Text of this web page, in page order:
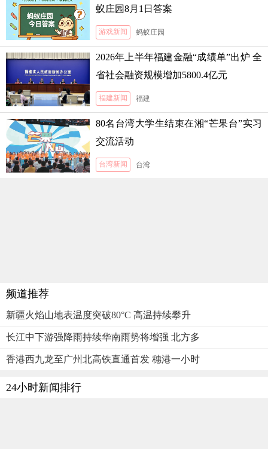
蚁庄园8月1日答案
游戏新闻 蚂蚁庄园
2026年上半年福建金融“成绩单”出炉 全
省社会融资规模增加5800.4亿元
福建新闻 福建
80名台湾大学生结束在湘“芒果台”实习
交流活动
台湾新闻 台湾
频道推荐
新疆火焰山地表温度突破80°C 高温持续攀升
长江中下游强降雨持续华南雨势将增强 北方多
香港西九龙至广州北高铁直通首发 穗港一小时
24小时新闻排行